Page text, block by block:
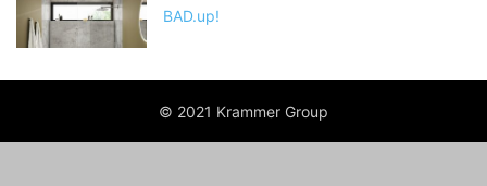
BAD.up!
© 2021 Krammer Group